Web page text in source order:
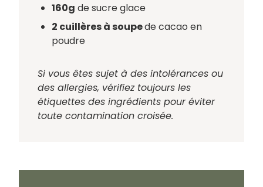
160g de sucre glace
2 cuillères à soupede cacao en
poudre
Si vous êtes sujet à des intolérances ou
des allergies, vérifiez toujours les
étiquettes des ingrédients pour éviter
toute contamination croisée.